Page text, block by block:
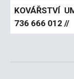
KOVÁŘSTVÍ
736 666 012 //